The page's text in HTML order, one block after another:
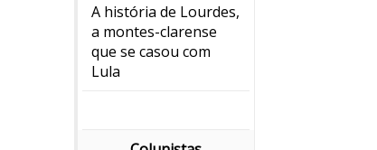
A história de Lourdes,
a montes-clarense
que se casou com
Lula